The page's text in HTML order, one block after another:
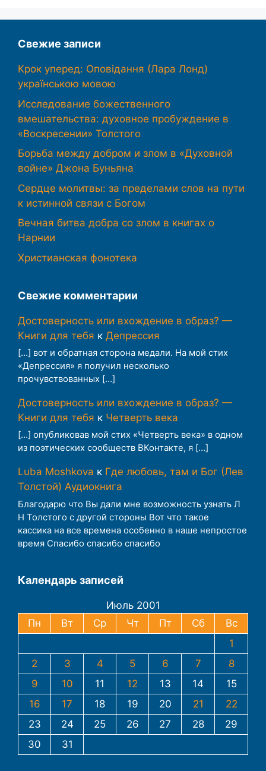
Свежие записи
Крок уперед: Оповідання (Лара Лонд)
українською мовою
Исследование божественного
вмешательства: духовное пробуждение в
«Воскресении» Толстого
Борьба между добром и злом в «Духовной
войне» Джона Буньяна
Сердце молитвы: за пределами слов на пути
к истинной связи с Богом
Вечная битва добра со злом в книгах о
Нарнии
Христианская фонотека
Свежие комментарии
Достоверность или вхождение в образ? —
Книги для тебя к Депрессия
[…] вот и обратная сторона медали. На мой стих
«Депрессия» я получил несколько
прочувствованных […]
Достоверность или вхождение в образ? —
Книги для тебя к Четверть века
[…] опубликовав мой стих «Четверть века» в одном
из поэтических сообществ ВКонтакте, я […]
Luba Moshkova к Где любовь, там и Бог (Лев
Толстой) Аудиокнига
Благодарю что Вы дали мне возможность узнать Л
Н Толстого с другой стороны Вот что такое
кассика на все времена особенно в наше непростое
время Спасибо спасибо спасибо
Календарь записей
Июль 2001
Пн
Вт Ср Чт Пт Сб
Вс
1
2
3 4 5 6 7
8
9
10 11 12 13 14
15
16
17 18 19 20 21
22
23
24 25 26 27 28
29
30
31